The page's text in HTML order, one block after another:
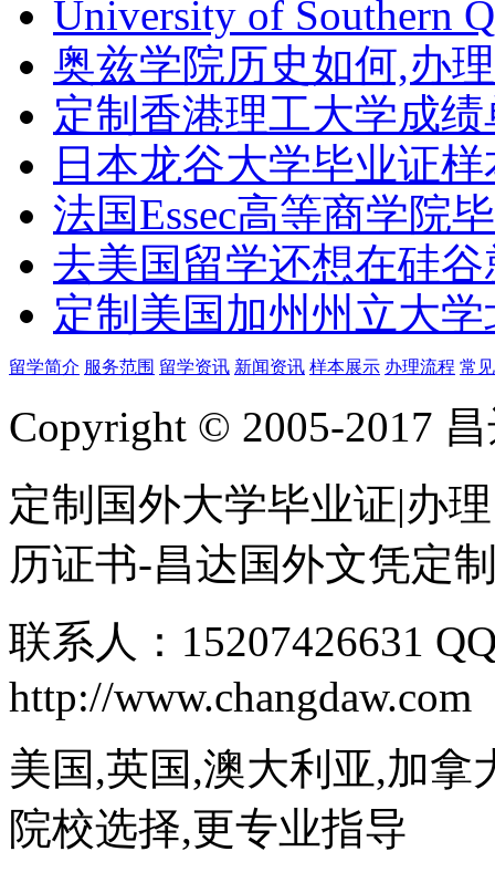
University of Southern
奥兹学院历史如何,办
定制香港理工大学成绩
日本龙谷大学毕业证
法国Essec高等商学院
去美国留学还想在硅
定制美国加州州立大
留学简介 服务范围 留学资讯 新闻资讯 样本展示 办理流程 常
Copyright © 2005-2017
定制国外大学毕业证|办
历证书-昌达国外文凭定
联系人：15207426631
http://www.changdaw.com
美国,英国,澳大利亚,加拿
院校选择,更专业指导